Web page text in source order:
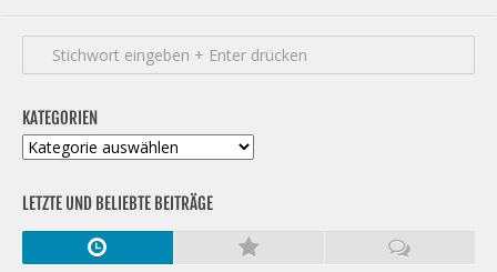
KATEGORIEN
Kategorien
LETZTE UND BELIEBTE BEITRÄGE